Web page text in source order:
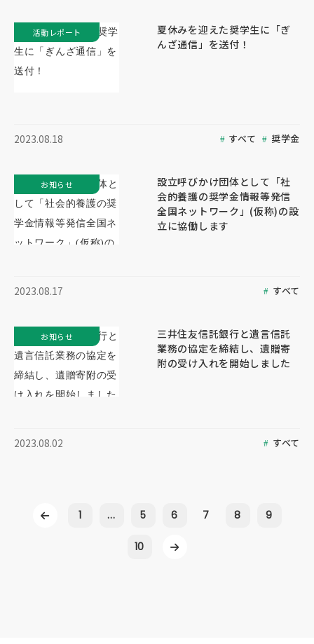
夏休みを迎えた奨学生に「ぎ
んざ通信」を送付！
2023.08.18 すべて 奨学金
活動レポート
設立呼びかけ団体として「社
会的養護の奨学金情報等発信
全国ネットワーク」(仮称)の設
立に協働します
2023.08.17 すべて
お知らせ
三井住友信託銀行と遺言信託
業務の協定を締結し、遺贈寄
附の受け入れを開始しました
2023.08.02 すべて
お知らせ
1 ... 5 6 7 8 9
10